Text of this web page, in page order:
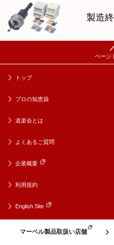
製造
トップ
プロの知恵袋
道楽会とは
よくあるご質問
企業概要
利用規約
English Site
マーベル製品取扱い店舗